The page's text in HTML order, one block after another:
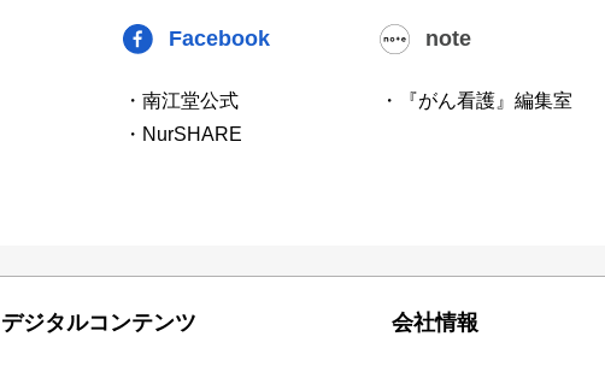
Facebook
・南江堂公式
・NurSHARE
note
・『がん看護』編集室
デジタルコンテンツ 会社情報